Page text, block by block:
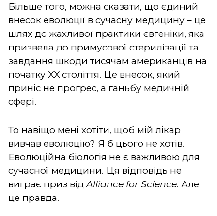
Більше того, можна сказати, що єдиний
внесок еволюції в сучасну медицину – це
шлях до жахливої практики євгеніки, яка
призвела до примусової стерилізації та
завдання шкоди тисячам американців на
початку XX століття. Це внесок, який
приніс не прогрес, а ганьбу медичній
сфері.
То навіщо мені хотіти, щоб мій лікар
вивчав еволюцію? Я б цього не хотів.
Еволюційна біологія не є важливою для
сучасної медицини. Ця відповідь не
виграє приз відAlliance for Science. Але
це правда.